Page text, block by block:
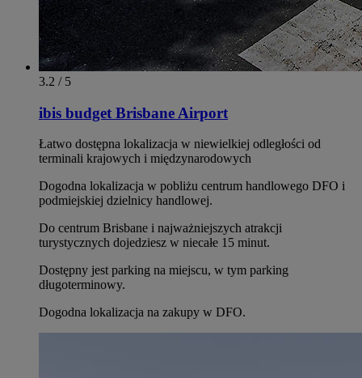
3.2 / 5
ibis budget Brisbane Airport
Łatwo dostępna lokalizacja w niewielkiej odległości od
terminali krajowych i międzynarodowych
Dogodna lokalizacja w pobliżu centrum handlowego DFO i
podmiejskiej dzielnicy handlowej.
Do centrum Brisbane i najważniejszych atrakcji
turystycznych dojedziesz w niecałe 15 minut.
Dostępny jest parking na miejscu, w tym parking
długoterminowy.
Dogodna lokalizacja na zakupy w DFO.